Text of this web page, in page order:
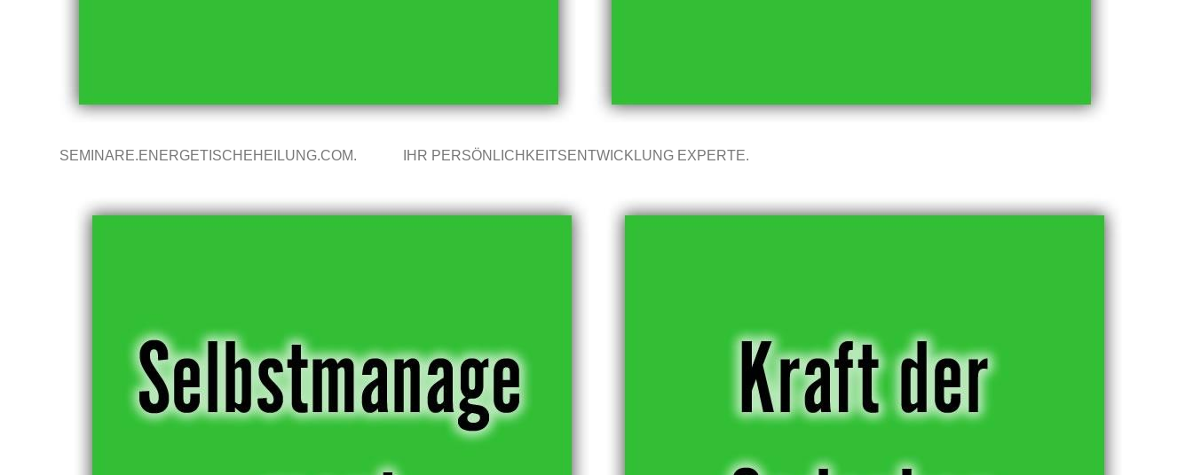
SEMINARE.ENERGETISCHEHEILUNG.COM. IHR PERSÖNLICHKEITSENTWICKLUNG EXPERTE.